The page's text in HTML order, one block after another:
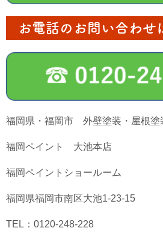
お電話のお問い合わせ
福岡県・福岡市 外壁塗装・屋根塗
福岡ペイント 大池本店
福岡ペイントショールーム
福岡県福岡市南区大池1-23-15
TEL：0120-248-228